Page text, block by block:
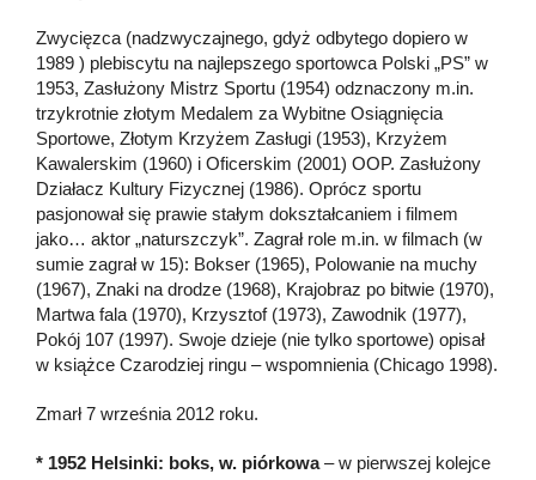
Zwycięzca (nadzwyczajnego, gdyż odbytego dopiero w
1989 ) plebiscytu na najlepszego sportowca Polski „PS” w
1953, Zasłużony Mistrz Sportu (1954) odznaczony m.in.
trzykrotnie złotym Medalem za Wybitne Osiągnięcia
Sportowe, Złotym Krzyżem Zasługi (1953), Krzyżem
Kawalerskim (1960) i Oficerskim (2001) OOP. Zasłużony
Działacz Kultury Fizycznej (1986). Oprócz sportu
pasjonował się prawie stałym dokształcaniem i filmem
jako… aktor „naturszczyk”. Zagrał role m.in. w filmach (w
sumie zagrał w 15): Bokser (1965), Polowanie na muchy
(1967), Znaki na drodze (1968), Krajobraz po bitwie (1970),
Martwa fala (1970), Krzysztof (1973), Zawodnik (1977),
Pokój 107 (1997). Swoje dzieje (nie tylko sportowe) opisał
w książce Czarodziej ringu – wspomnienia (Chicago 1998).
Zmarł 7 września 2012 roku.
* 1952 Helsinki: boks, w. piórkowa– w pierwszej kolejce